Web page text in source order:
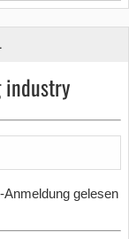
industry
gelesen